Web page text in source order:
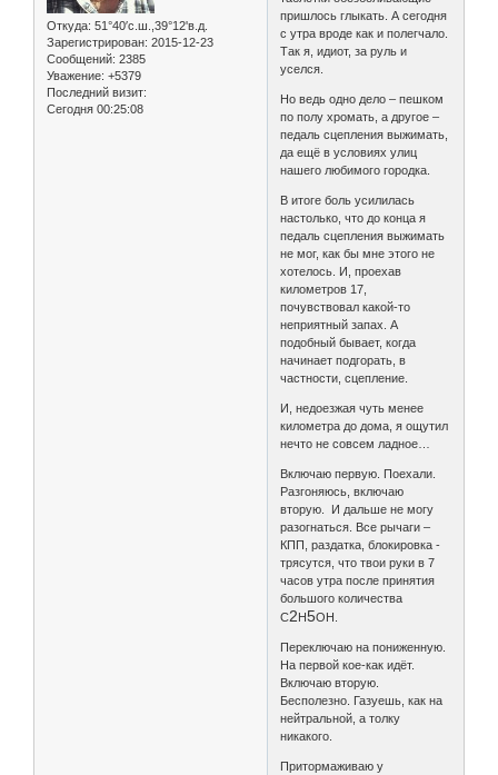
Откуда: 51°40′с.ш.,39°12'в.д.
Зарегистрирован: 2015-12-23
Сообщений: 2385
Уважение: +5379
Последний визит:
Сегодня 00:25:08
пришлось глыкать. А сегодня
с утра вроде как и полегчало.
Так я, идиот, за руль и
уселся.
Но ведь одно дело – пешком
по полу хромать, а другое –
педаль сцепления выжимать,
да ещё в условиях улиц
нашего любимого городка.
В итоге боль усилилась
настолько, что до конца я
педаль сцепления выжимать
не мог, как бы мне этого не
хотелось. И, проехав
километров 17,
почувствовал какой-то
неприятный запах. А
подобный бывает, когда
начинает подгорать, в
частности, сцепление.
И, недоезжая чуть менее
километра до дома, я ощутил
нечто не совсем ладное…
Включаю первую. Поехали.
Разгоняюсь, включаю
вторую. И дальше не могу
разогнаться. Все рычаги –
КПП, раздатка, блокировка -
трясутся, что твои руки в 7
часов утра после принятия
большого количества
С2Н5ОН.
Переключаю на пониженную.
На первой кое-как идёт.
Включаю вторую.
Бесполезно. Газуешь, как на
нейтральной, а толку
никакого.
Притормаживаю у